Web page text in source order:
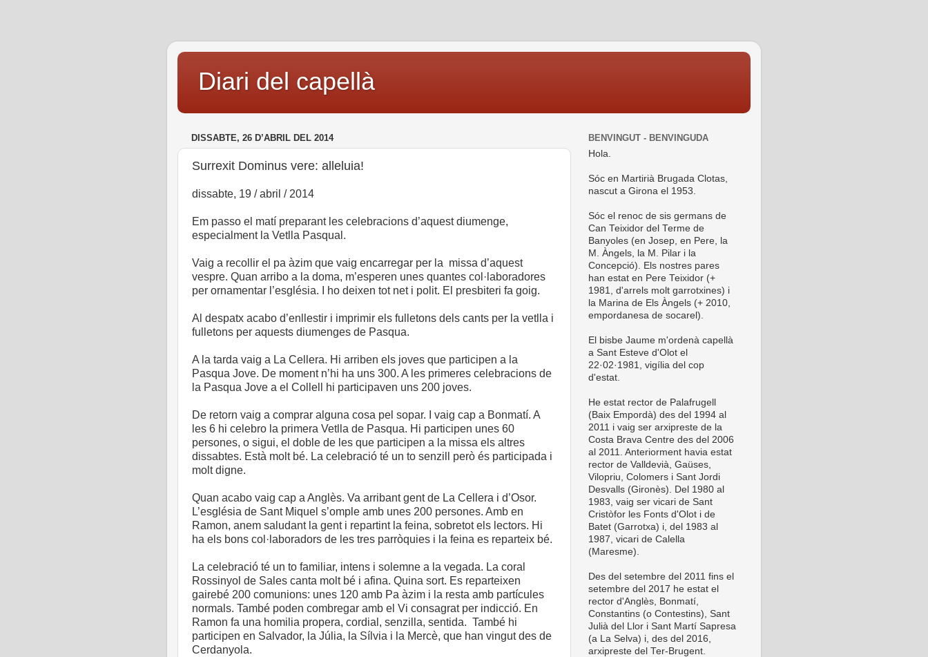
Diari del capellà
DISSABTE, 26 D’ABRIL DEL 2014
Surrexit Dominus vere: alleluia!
dissabte, 19 / abril / 2014
Em passo el matí preparant les celebracions d’aquest diumenge,
especialment la Vetlla Pasqual.
Vaig a recollir el pa àzim que vaig encarregar per la missa d’aquest
vespre. Quan arribo a la doma, m’esperen unes quantes col·laboradores
per ornamentar l’església. I ho deixen tot net i polit. El presbiteri fa goig.
Al despatx acabo d’enllestir i imprimir els fulletons dels cants per la vetlla i
fulletons per aquests diumenges de Pasqua.
A la tarda vaig a La Cellera. Hi arriben els joves que participen a la
Pasqua Jove. De moment n’hi ha uns 300. A les primeres celebracions de
la Pasqua Jove a el Collell hi participaven uns 200 joves.
De retorn vaig a comprar alguna cosa pel sopar. I vaig cap a Bonmatí. A
les 6 hi celebro la primera Vetlla de Pasqua. Hi participen unes 60
persones, o sigui, el doble de les que participen a la missa els altres
dissabtes. Està molt bé. La celebració té un to senzill però és participada i
molt digne.
Quan acabo vaig cap a Anglès. Va arribant gent de La Cellera i d’Osor.
L’església de Sant Miquel s’omple amb unes 200 persones. Amb en
Ramon, anem saludant la gent i repartint la feina, sobretot els lectors. Hi
ha els bons col·laboradors de les tres parròquies i la feina es reparteix bé.
La celebració té un to familiar, intens i solemne a la vegada. La coral
Rossinyol de Sales canta molt bé i afina. Quina sort. Es reparteixen
gairebé 200 comunions: unes 120 amb Pa àzim i la resta amb partícules
normals. També poden combregar amb el Vi consagrat per indicció. En
Ramon fa una homilia propera, cordial, senzilla, sentida. També hi
participen en Salvador, la Júlia, la Sílvia i la Mercè, que han vingut des de
Cerdanyola.
BENVINGUT - BENVINGUDA
Hola.
Sóc en Martirià Brugada Clotas,
nascut a Girona el 1953.
Sóc el renoc de sis germans de
Can Teixidor del Terme de
Banyoles (en Josep, en Pere, la
M. Àngels, la M. Pilar i la
Concepció). Els nostres pares
han estat en Pere Teixidor (+
1981, d'arrels molt garrotxines) i
la Marina de Els Àngels (+ 2010,
empordanesa de socarel).
El bisbe Jaume m'ordenà capellà
a Sant Esteve d'Olot el
22·02·1981, vigília del cop
d'estat.
He estat rector de Palafrugell
(Baix Empordà) des del 1994 al
2011 i vaig ser arxipreste de la
Costa Brava Centre des del 2006
al 2011. Anteriorment havia estat
rector de Valldevià, Gaüses,
Vilopriu, Colomers i Sant Jordi
Desvalls (Gironès). Del 1980 al
1983, vaig ser vicari de Sant
Cristòfor les Fonts d'Olot i de
Batet (Garrotxa) i, del 1983 al
1987, vicari de Calella
(Maresme).
Des del setembre del 2011 fins el
setembre del 2017 he estat el
rector d'Anglès, Bonmatí,
Constantins (o Contestins), Sant
Julià del Llor i Sant Martí Sapresa
(a La Selva) i, des del 2016,
arxipreste del Ter-Brugent.